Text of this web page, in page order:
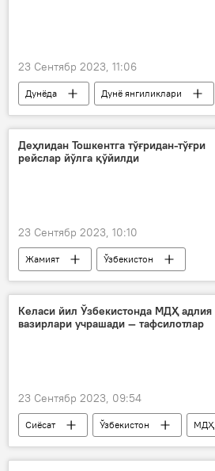
23 Сентябр 2023, 11:06
Дунёда
Дунё янгиликлари
АҚШ
Украина
Россия
Хитой
Владимир Зеленский
Деҳлидан Тошкентга тўғридан-тўғри
рейслар йўлга қўйилди
23 Сентябр 2023, 10:10
Жамият
Ўзбекистон
Ҳиндистон
аэропорт
Тошкент халқаро аэропорти
Uzbekistan Airports
Келаси йил Ўзбекистонда МДҲ адлия
вазирлари учрашади — тафсилотлар
23 Сентябр 2023, 09:54
Сиёсат Ўзбекистон
МДҲ
Тожикистон
Адлия вазирлиги